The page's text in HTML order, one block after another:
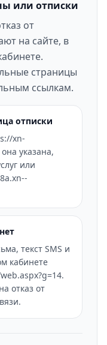
или отписки
от
на сайте, в
страницы
ссылкам.
отписки
xn-
указана,
или
текст SMS и
кабинете
отказ от